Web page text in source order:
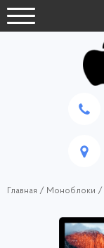
Главная / Моноблоки /